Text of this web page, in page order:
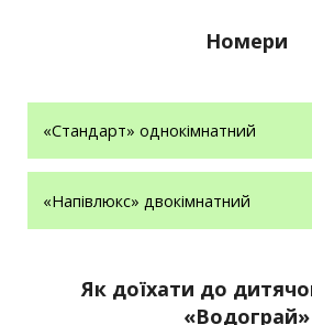
Номери
«Стандарт» однокімнатний
«Напівлюкс» двокімнатний
Як доїхати до
«Водограй»